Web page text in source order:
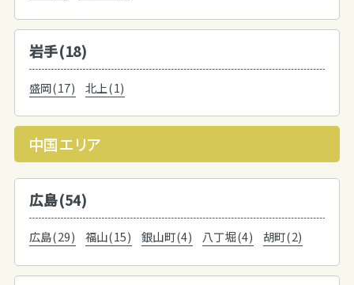
岩手(18)
盛岡(17) 北上(1)
中国エリア
広島(54)
広島(29) 福山(15) 銀山町(4) 八丁堀(4) 胡町(2)